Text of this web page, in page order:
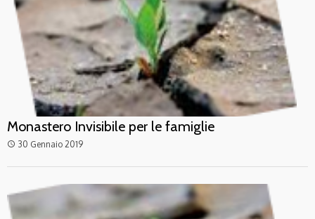
Monastero Invisibile per le famiglie
access_time 30 Gennaio 2019